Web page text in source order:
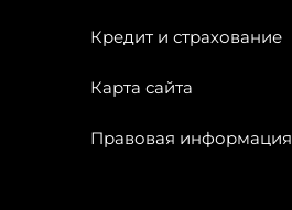
Кредит и страхование
Карта сайта
Правовая информация